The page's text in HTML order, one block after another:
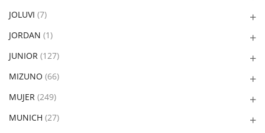
JOLUVI (7)
JORDAN (1)
JUNIOR (127)
MIZUNO (66)
MUJER (249)
MUNICH (27)